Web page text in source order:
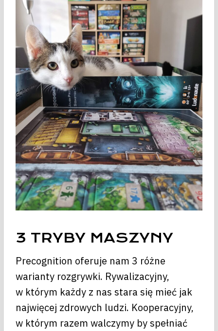
3 TRYBY MASZYNY
Precognition oferuje nam 3 różne
warianty rozgrywki. Rywalizacyjny,
w którym każdy z nas stara się mieć jak
najwięcej zdrowych ludzi. Kooperacyjny,
w którym razem walczymy by spełniać